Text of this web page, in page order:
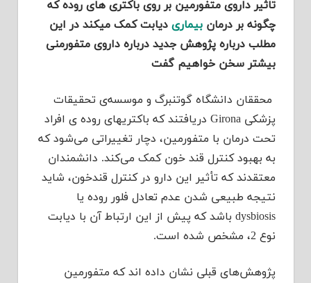
تاثیر داروی متفورمین بر روی باکتری های روده که
چگونه بر درمان بیماری دیابت کمک میکند در این
مطلب درباره پژوهش جدید درباره داروی متفورمنی
بیشتر سخن خواهیم گفت
محققان دانشگاه گوتنبرگ و موسسه‌ی تحقیقات
پزشکی Girona دریافتند که باکتریهای روده ی افراد
تحت درمان با متفورمین، دچار تغییراتی می‌شود که
به بهبود کنترل قند خون کمک می‌کند. دانشمندان
معتقدند که تأثیر این دارو در کنترل قندخون، شاید
نتیجه طبیعی شدن عدم تعادل فلور روده یا
dysbiosis باشد که پیش از این ارتباط آن با دیابت
نوع 2، مشخص شده است.
پژوهش‌های قبلی نشان داده ‌اند که متفورمین